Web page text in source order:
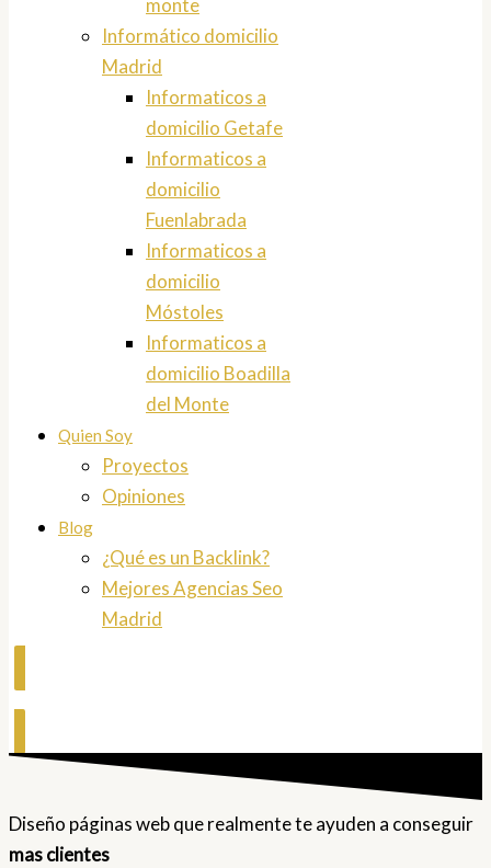
monte
Informático domicilio
Madrid
Informaticos a
domicilio Getafe
Informaticos a
domicilio
Fuenlabrada
Informaticos a
domicilio
Móstoles
Informaticos a
domicilio Boadilla
del Monte
Quien Soy
Proyectos
Opiniones
Blog
¿Qué es un Backlink?
Mejores Agencias Seo
Madrid
Diseño páginas web que realmente te ayuden a conseguir
mas clientes